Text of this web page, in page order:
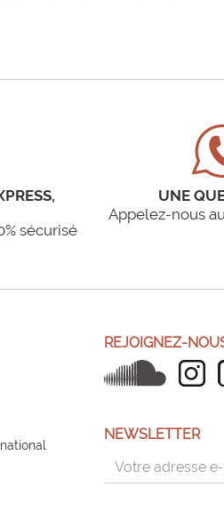
sécurisé
UNE
Appelez-nous
REJOIGNEZ-
NEWSLETTER